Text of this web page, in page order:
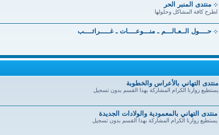
܀ منتدى المنبر الحر
لطرح كافة المشاكل وحلولها
܀ حــــول الــعـالـــم ـ منـــوعــــات ـ غـــــرائــــب
منتدى التهاني بالأعراس والخطوبة
يستطيع زوارنا الكرام المشاركة بهذا القسم بدون تسجيل
منتدى التهاني بالمعمودية والولادات الجديدة
يستطيع زوارنا الكرام المشاركة بهذا القسم بدون تسجيل